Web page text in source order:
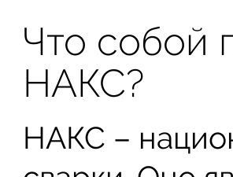
Что собой
НАКС?
НАКС –